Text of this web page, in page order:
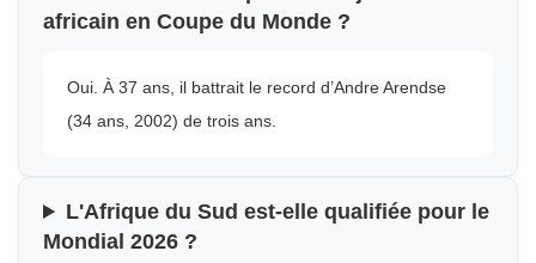
africain en Coupe du Monde ?
Oui. À 37 ans, il battrait le record d’Andre Arendse
(34 ans, 2002) de trois ans.
L'Afrique du Sud est-elle qualifiée pour le
Mondial 2026 ?